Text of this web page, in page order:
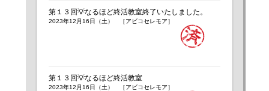
第１３回💡なるほど終活教室終了いたしました。
2023年12月16日（土） ［アビコセレモア］
第１３回💡なるほど終活教室
2023年12月16日（土） ［アビコセレモア］